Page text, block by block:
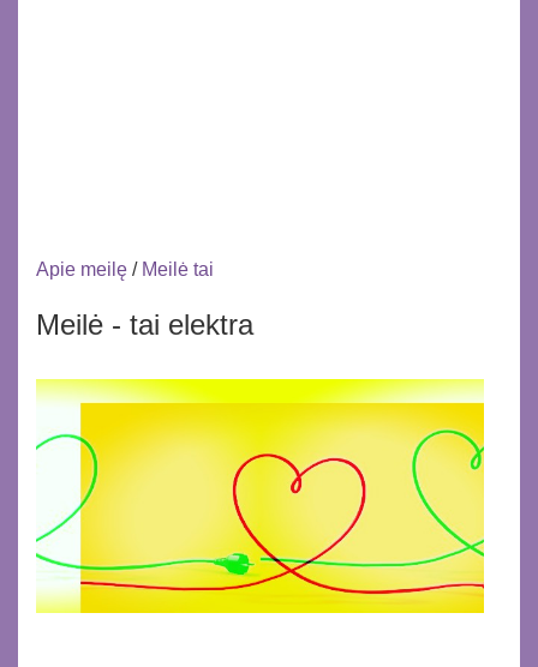
Apie meilę / Meilė tai
Meilė - tai elektra